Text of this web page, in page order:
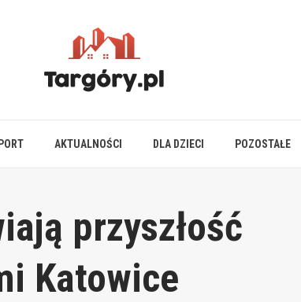
AKTUALNOŚCI DLA DZIECI POZOSTAŁE
przyszłość
Katowice